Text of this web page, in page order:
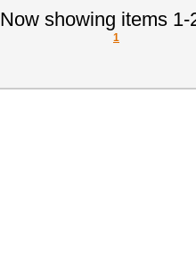
Now showing items 1-
1